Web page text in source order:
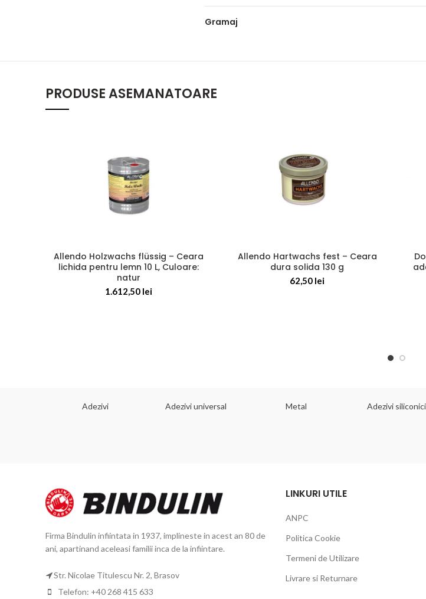
Gramaj
PRODUSE ASEMANATOARE
Allendo Holzwachs flüssig – Ceara
lichida pentru lemn 10 L, Culoare:
natur
1.612,50 lei
Allendo Hartwachs fest – Ceara
dura solida 130 g
62,50 lei
Adezivi Adezivi universal Metal Adezivi siliconici
Firma Bindulin infiintata in 1937, implineste in acest an 80 de
ani, apartinand aceleasi familii inca de la infiintare.
Str. Nicolae Titulescu Nr. 2, Brasov
Telefon: +40 268 415 633
LINKURI UTILE
ANPC
Politica Cookie
Termeni de Utilizare
Livrare si Returnare